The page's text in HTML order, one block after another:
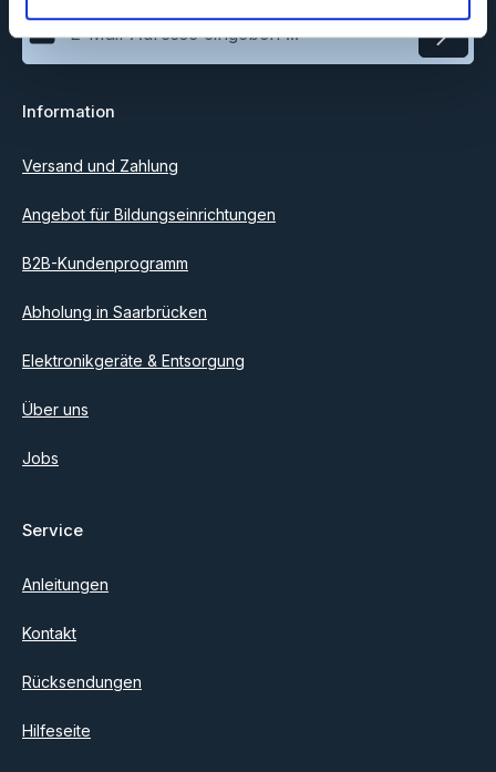
E-Mail-Adresse*
Ich habe dieDatenschutzbestimmungen
einverstanden.
Information
Versand und Zahlung
Angebot für Bildungseinrichtungen
B2B-Kundenprogramm
Abholung in Saarbrücken
Elektronikgeräte & Entsorgung
Über uns
Jobs
Service
Anleitungen
Kontakt
Rücksendungen
Hilfeseite